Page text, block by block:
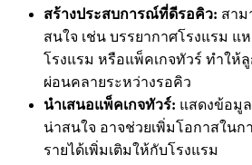
สร้างประสบการณ์ที่ดีรอคิว: สาม
สนใจ เช่น บรรยากาศโรงแรม แ
โรงแรม หรือแพ็คเกจทัวร์ ทำให้
ผ่อนคลายระหว่างรอคิว
นำเสนอแพ็คเกจทัวร์: แสดงข้อมู
น่าสนใจ อาจช่วยเพิ่มโอกาสในก
รายได้เพิ่มเติมให้กับโรงแรม